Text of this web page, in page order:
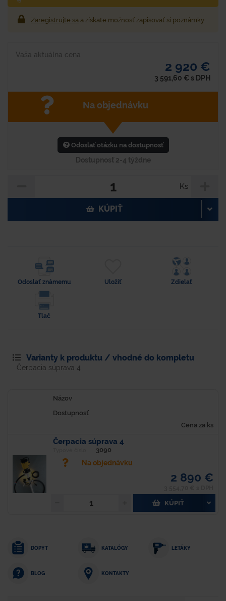
Zaregistrujte sa a získate možnosť zapisovať si poznámky
Vaša aktuálna cena
2 920 €
3 591,60 € s DPH
Na objednávku
Odoslať otázku na dostupnosť
Dostupnosť 2-4 týždne
Ks
KÚPIŤ
Odoslať známemu Uložiť Zdielať
Tlač
Varianty k produktu / vhodné do kompletu
Čerpacia súprava 4
Názov
Dostupnosť
Cena za ks
Čerpacia súprava 4
3090
Na objednávku
2 890 €
KÚPIŤ
DOPYT KATALÓGY LETÁKY
BLOG KONTAKTY